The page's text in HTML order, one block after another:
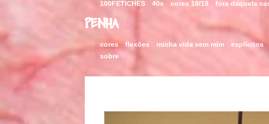
100FETICHES 40s cores 18/19 fora daquela
Penha
cores flexões minha vida sem mim explícitos
sobre